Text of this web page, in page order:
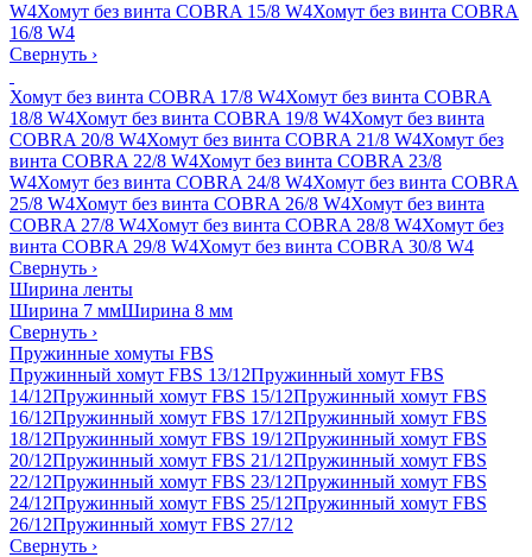
W4Хомут без винта COBRA 15/8 W4Хомут без винта COBRA
16/8 W4
Свернуть ›
Хомут без винта COBRA 17/8 W4Хомут без винта COBRA
18/8 W4Хомут без винта COBRA 19/8 W4Хомут без винта
COBRA 20/8 W4Хомут без винта COBRA 21/8 W4Хомут без
винта COBRA 22/8 W4Хомут без винта COBRA 23/8
W4Хомут без винта COBRA 24/8 W4Хомут без винта COBRA
25/8 W4Хомут без винта COBRA 26/8 W4Хомут без винта
COBRA 27/8 W4Хомут без винта COBRA 28/8 W4Хомут без
винта COBRA 29/8 W4Хомут без винта COBRA 30/8 W4
Свернуть ›
Ширина ленты
Ширина 7 ммШирина 8 мм
Свернуть ›
Пружинные хомуты FBS
Пружинный хомут FBS 13/12Пружинный хомут FBS
14/12Пружинный хомут FBS 15/12Пружинный хомут FBS
16/12Пружинный хомут FBS 17/12Пружинный хомут FBS
18/12Пружинный хомут FBS 19/12Пружинный хомут FBS
20/12Пружинный хомут FBS 21/12Пружинный хомут FBS
22/12Пружинный хомут FBS 23/12Пружинный хомут FBS
24/12Пружинный хомут FBS 25/12Пружинный хомут FBS
26/12Пружинный хомут FBS 27/12
Свернуть ›